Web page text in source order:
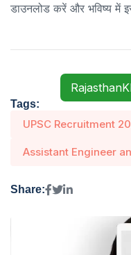
डाउनलोड करें और भविष्य में
Tags:
UPSC Recruitment
Assistant Engineer
Share: